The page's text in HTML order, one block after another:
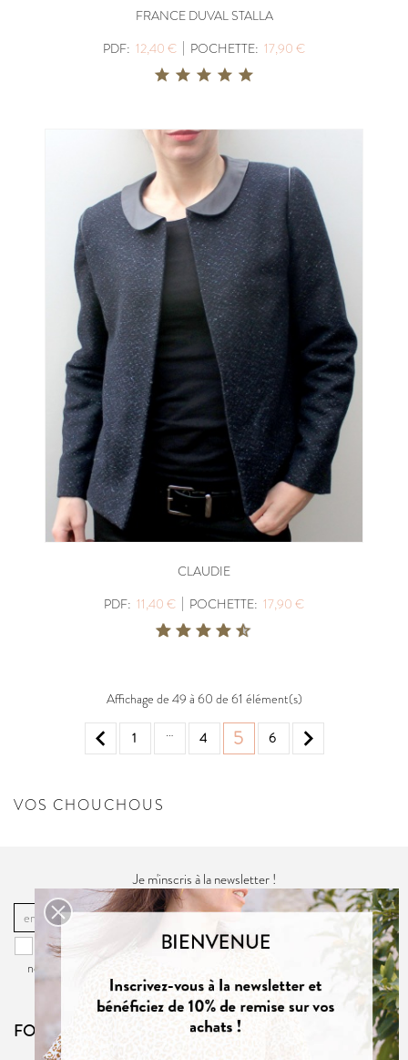
FRANCE DUVAL STALLA
PDF: 12,40 € | POCHETTE: 17,90 €
CLAUDIE
PDF: 11,40 € | POCHETTE: 17,90 €
Affichage de 49 à 60 de 61 élément(s)
 1 … 4 5 6 
VOS CHOUCHOUS
Je m'inscris à la newsletter !
OK
Vous pouvez vous désinscrire à tout moment. Vous trouverez pour cela
nos informations de contact dans la
du site.
FOLLOW US